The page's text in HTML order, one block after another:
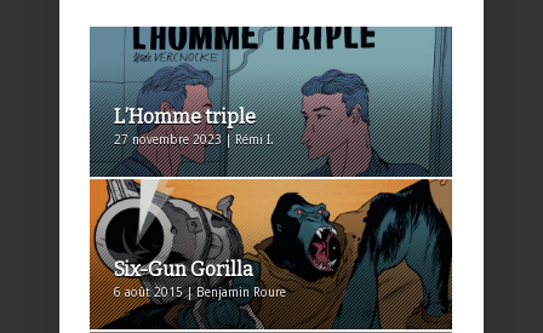
L’Homme triple
27 novembre 2023 | Rémi I.
Six-Gun Gorilla
6 août 2015 | Benjamin Roure